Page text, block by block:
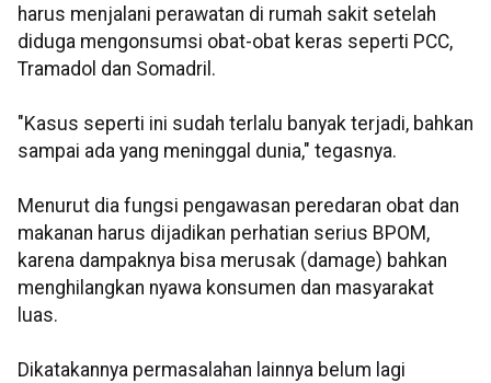
harus menjalani perawatan di rumah sakit setelah
diduga mengonsumsi obat-obat keras seperti PCC,
Tramadol dan Somadril.
"Kasus seperti ini sudah terlalu banyak terjadi, bahkan
sampai ada yang meninggal dunia," tegasnya.
Menurut dia fungsi pengawasan peredaran obat dan
makanan harus dijadikan perhatian serius BPOM,
karena dampaknya bisa merusak (damage) bahkan
menghilangkan nyawa konsumen dan masyarakat
luas.
Dikatakannya permasalahan lainnya belum lagi